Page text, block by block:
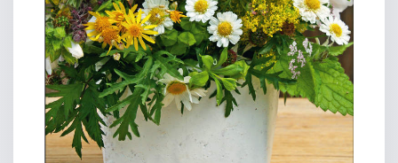
aufgegangen
ist, will auch meinen Weg hell machen.
Klaus Nagorni